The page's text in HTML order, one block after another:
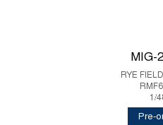
MIG-
RYE
1/
Pre-